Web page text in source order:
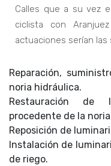
Calles que a su vez
ciclista con
actuaciones serían las
Reparación,
noria hidráulica.
Restauración de
procedente de la
Reposición de
Instalación de
de riego.